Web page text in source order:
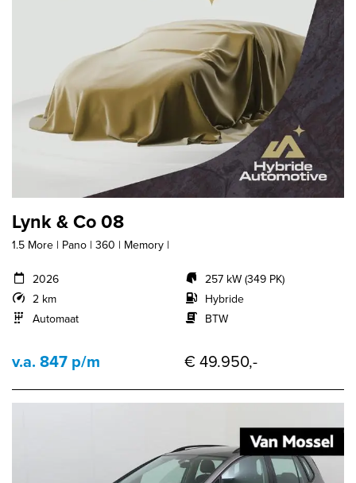
Lynk & Co 08
1.5 More | Pano | 360 | Memory |
2026
2 km
Automaat
257 kW (349 PK)
Hybride
BTW
v.a. 847 p/m € 49.950,-